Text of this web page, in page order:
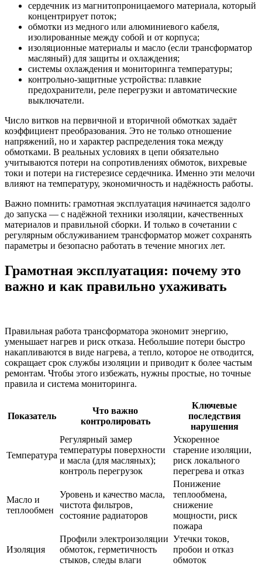
сердечник из магнитопроницаемого материала, который
концентрирует поток;
обмотки из медного или алюминиевого кабеля,
изолированные между собой и от корпуса;
изоляционные материалы и масло (если трансформатор
масляный) для защиты и охлаждения;
системы охлаждения и мониторинга температуры;
контрольно-защитные устройства: плавкие
предохранители, реле перегрузки и автоматические
выключатели.
Число витков на первичной и вторичной обмотках задаёт
коэффициент преобразования. Это не только отношение
напряжений, но и характер распределения тока между
обмотками. В реальных условиях в цепи обязательно
учитываются потери на сопротивлениях обмоток, вихревые
токи и потери на гистерезисе сердечника. Именно эти мелочи
влияют на температуру, экономичность и надёжность работы.
Важно помнить: грамотная эксплуатация начинается задолго
до запуска — с надёжной техники изоляции, качественных
материалов и правильной сборки. И только в сочетании с
регулярным обслуживанием трансформатор может сохранять
параметры и безопасно работать в течение многих лет.
Грамотная эксплуатация: почему это
важно и как правильно ухаживать
Правильная работа трансформатора экономит энергию,
уменьшает нагрев и риск отказа. Небольшие потери быстро
накапливаются в виде нагрева, а тепло, которое не отводится,
сокращает срок службы изоляции и приводит к более частым
ремонтам. Чтобы этого избежать, нужны простые, но точные
правила и система мониторинга.
Показатель
Что важно
контролировать
Ключевые
последствия
нарушения
Температура
Регулярный замер
температуры поверхности
и масла (для масляных);
контроль перегрузок
Ускоренное
старение изоляции,
риск локального
перегрева и отказ
Масло и
теплообмен
Уровень и качество масла,
чистота фильтров,
состояние радиаторов
Понижение
теплообмена,
снижение
мощности, риск
пожара
Изоляция
Профили электроизоляции
обмоток, герметичность
стыков, следы влаги
Утечки токов,
пробои и отказ
обмоток